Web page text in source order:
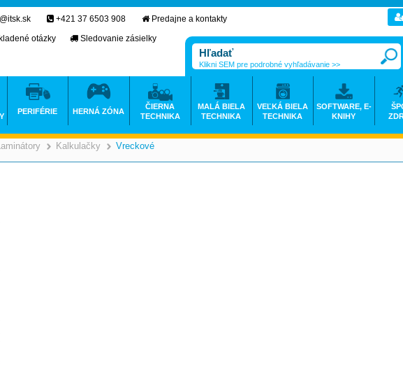
Kalkulačky Vreckové
+421 37 6503 908
Predajne a kontakty
otázky
Sledovanie zásielky
Klikni SEM pre podrobné vyhľadávanie >>
PERIFÉRIE HERNÁ ZÓNA
ČIERNA
TECHNIKA
MALÁ BIELA
TECHNIKA
VEĽKÁ BIELA
TECHNIKA
SOFTWARE, E-
KNIHY